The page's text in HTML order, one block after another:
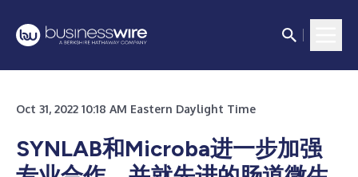
Oct 31, 2022 10:18 AM Eastern Daylight Time
SYNLAB和Microba进一步加强